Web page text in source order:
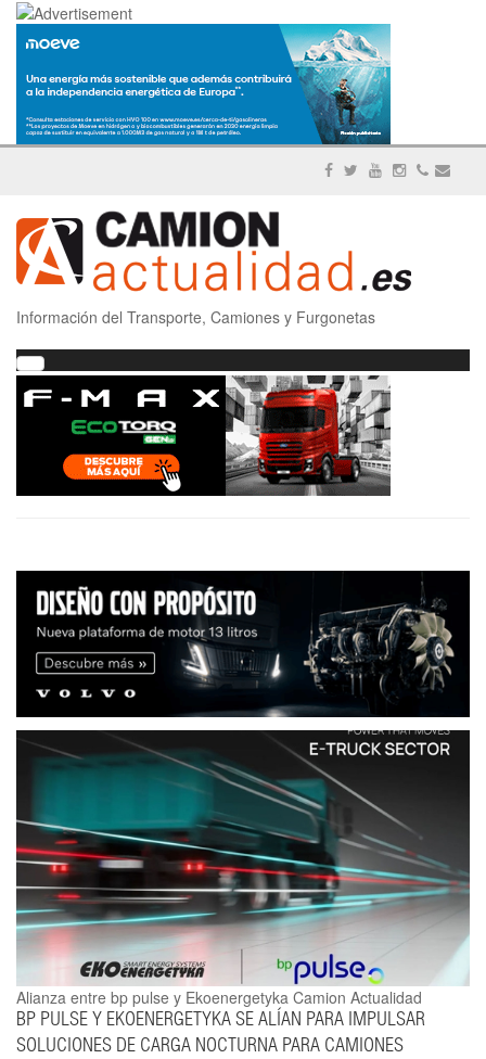
Información del Transporte, Camiones y Furgonetas
Alianza entre bp pulse y Ekoenergetyka Camion Actualidad
BP PULSE Y EKOENERGETYKA SE ALÍAN PARA IMPULSAR
SOLUCIONES DE CARGA NOCTURNA PARA CAMIONES